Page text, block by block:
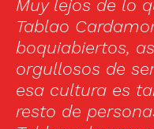
an expression
signing,
the dancers
the emotion
went to the 8
really enjoyed